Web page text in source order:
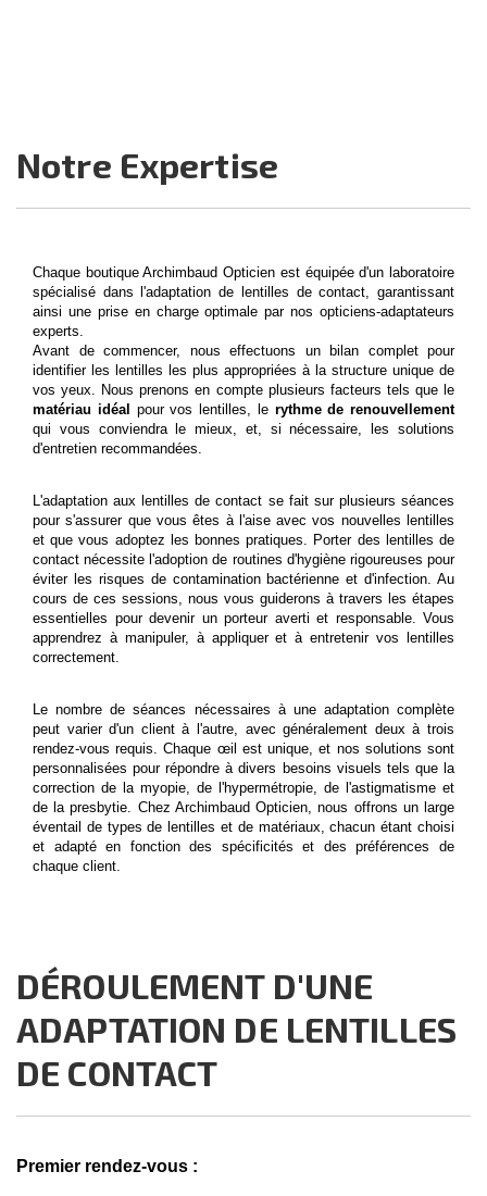
Notre Expertise
Chaque boutique Archimbaud Opticien est équipée d'un laboratoire
spécialisé dans l'adaptation de lentilles de contact, garantissant
ainsi une prise en charge optimale par nos opticiens-adaptateurs
experts.
Avant de commencer, nous effectuons un bilan complet pour
identifier les lentilles les plus appropriées à la structure unique de
vos yeux. Nous prenons en compte plusieurs facteurs tels que le
matériau idéal pour vos lentilles, le rythme de renouvellement
qui vous conviendra le mieux, et, si nécessaire, les solutions
d'entretien recommandées.
L'adaptation aux lentilles de contact se fait sur plusieurs séances
pour s'assurer que vous êtes à l'aise avec vos nouvelles lentilles
et que vous adoptez les bonnes pratiques. Porter des lentilles de
contact nécessite l'adoption de routines d'hygiène rigoureuses pour
éviter les risques de contamination bactérienne et d'infection. Au
cours de ces sessions, nous vous guiderons à travers les étapes
essentielles pour devenir un porteur averti et responsable. Vous
apprendrez à manipuler, à appliquer et à entretenir vos lentilles
correctement.
Le nombre de séances nécessaires à une adaptation complète
peut varier d'un client à l'autre, avec généralement deux à trois
rendez-vous requis. Chaque œil est unique, et nos solutions sont
personnalisées pour répondre à divers besoins visuels tels que la
correction de la myopie, de l'hypermétropie, de l'astigmatisme et
de la presbytie. Chez Archimbaud Opticien, nous offrons un large
éventail de types de lentilles et de matériaux, chacun étant choisi
et adapté en fonction des spécificités et des préférences de
chaque client.
DÉROULEMENT D'UNE
ADAPTATION DE LENTILLES
DE CONTACT
Premier rendez-vous :